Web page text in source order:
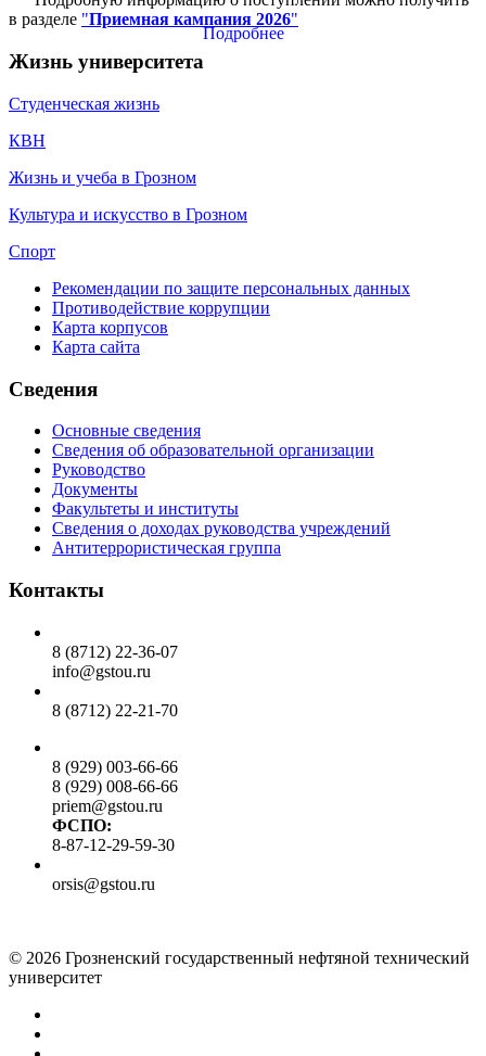
Подробнее
в разделе "Приемная кампания 2026"
Жизнь университета
Студенческая жизнь
КВН
Жизнь и учеба в Грозном
Культура и искусство в Грозном
Спорт
Рекомендации по защите персональных данных
Противодействие коррупции
Карта корпусов
Карта сайта
Сведения
Основные сведения
Сведения об образовательной организации
Руководство
Документы
Факультеты и институты
Сведения о доходах руководства учреждений
Антитеррористическая группа
Контакты
8 (8712) 22-36-07
info@gstou.ru
8 (8712) 22-21-70
8 (929) 003-66-66
8 (929) 008-66-66
priem@gstou.ru
ФСПО:
8-87-12-29-59-30
orsis@gstou.ru
© 2026 Грозненский государственный нефтяной технический
университет